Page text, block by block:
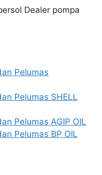
Dealer pompa
Pelumas
Pelumas SHELL
Pelumas AGIP OIL
Pelumas BP OIL